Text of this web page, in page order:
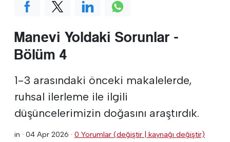
Manevi Yoldaki Sorunlar -
Bölüm 4
1-3 arasındaki önceki makalelerde,
ruhsal ilerleme ile ilgili
düşüncelerimizin doğasını araştırdık.
in · 04 Apr 2026 · 0 Yorumlar (değiştir | kaynağı değiştir)